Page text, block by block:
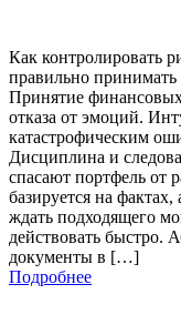
Как контролировать
правильно
Принятие
отказа от эмоций.
катастрофическим
Дисциплина и
спасают портфель от
базируется на
ждать подходящего
действовать быстро.
документы в […]
Подробнее